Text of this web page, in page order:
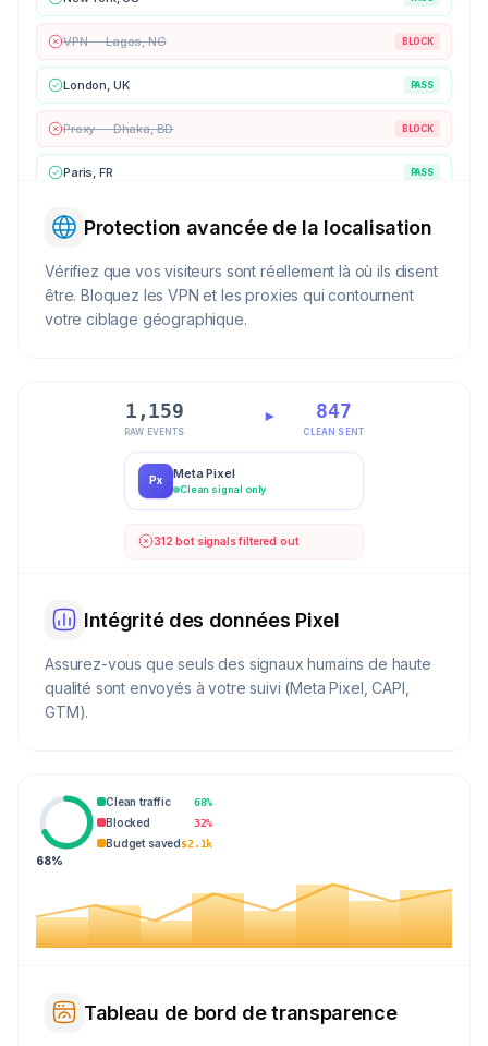
VPN — Lagos, NG BLOCK
London, UK PASS
Proxy — Dhaka, BD BLOCK
Paris, FR PASS
Protection avancée de la localisation
Vérifiez que vos visiteurs sont réellement là où ils disent
être. Bloquez les VPN et les proxies qui contournent
votre ciblage géographique.
1,159
RAW EVENTS
847
CLEAN SENT
Px Meta Pixel
Clean signal only
312 bot signals filtered out
Intégrité des données Pixel
Assurez-vous que seuls des signaux humains de haute
qualité sont envoyés à votre suivi (Meta Pixel, CAPI,
GTM).
68%
Clean traffic 68%
Blocked 32%
Budget saved$2.1k
Tableau de bord de transparence